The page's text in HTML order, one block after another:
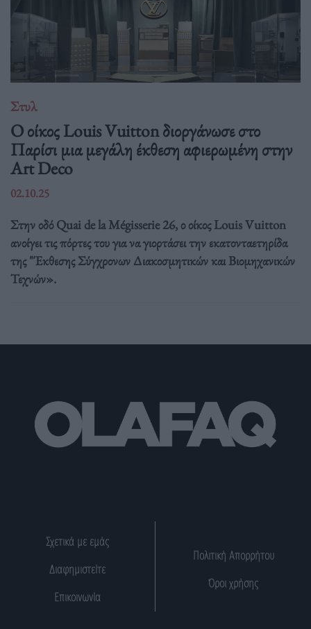
Στυλ
Ο οίκος Louis Vuitton διοργάνωσε στο
Παρίσι μια μεγάλη έκθεση αφιερωμένη στην
Art Deco
02.10.25
Στην οδό Quai de la Mégisserie 26, ο οίκος Louis Vuitton
ανοίγει τις πόρτες του για να γιορτάσει την εκατονταετηρίδα
της "Έκθεσης Σύγχρονων Διακοσμητικών και Βιομηχανικών
Τεχνών».
Σχετικά με εμάς
Διαφημιστείτε
Επικοινωνία
Πολιτική Απορρήτου
Όροι χρήσης